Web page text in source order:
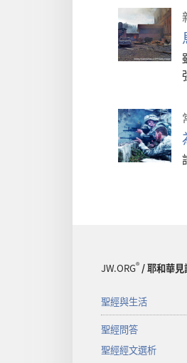
JW.ORG®/ 耶和華見
聖經與生活
聖經問答
聖經經文選析